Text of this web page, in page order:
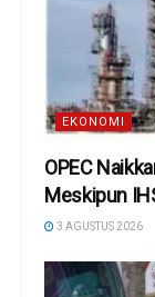
EKONOMI
OPEC
Meskipun
3 AGUSTUS 2026